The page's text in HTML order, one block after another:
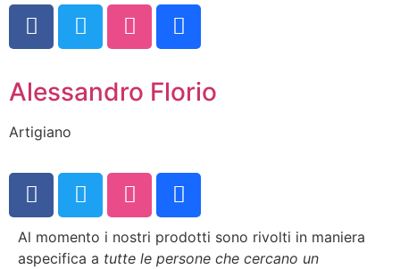
Alessandro Florio
Artigiano
Al momento i nostri prodotti sono rivolti in maniera
aspecifica a tutte le persone che cercano un